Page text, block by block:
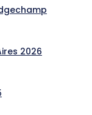
2026